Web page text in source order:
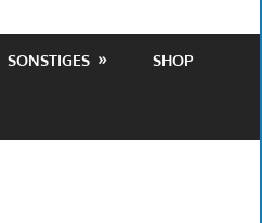
SONSTIGES SHOP